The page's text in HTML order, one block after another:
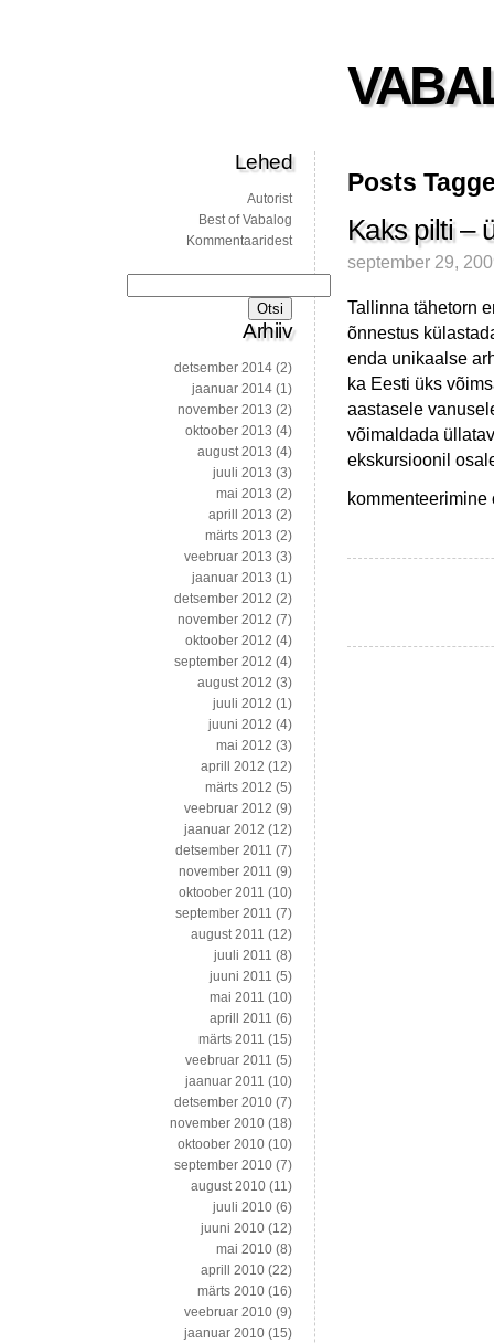
Posts
Kaks pilti –
september 29,
Tallinna tähetorn
õnnestus
enda unikaalse
ka Eesti üks
aastasele
võimaldada
ekskursioonil
Kaks
üks
Lehed
Autorist
Best of Vabalog
Kommentaaridest
Arhiiv
detsember 2014 (2)
jaanuar 2014 (1)
november 2013 (2)
oktoober 2013 (4)
august 2013 (4)
juuli 2013 (3)
mai 2013 (2)
aprill 2013 (2)
märts 2013 (2)
veebruar 2013 (3)
jaanuar 2013 (1)
detsember 2012 (2)
november 2012 (7)
oktoober 2012 (4)
september 2012 (4)
august 2012 (3)
juuli 2012 (1)
juuni 2012 (4)
mai 2012 (3)
aprill 2012 (12)
märts 2012 (5)
veebruar 2012 (9)
jaanuar 2012 (12)
detsember 2011 (7)
november 2011 (9)
oktoober 2011 (10)
september 2011 (7)
august 2011 (12)
juuli 2011 (8)
juuni 2011 (5)
mai 2011 (10)
aprill 2011 (6)
märts 2011 (15)
veebruar 2011 (5)
jaanuar 2011 (10)
detsember 2010 (7)
november 2010 (18)
oktoober 2010 (10)
september 2010 (7)
august 2010 (11)
juuli 2010 (6)
juuni 2010 (12)
mai 2010 (8)
aprill 2010 (22)
märts 2010 (16)
veebruar 2010 (9)
jaanuar 2010 (15)